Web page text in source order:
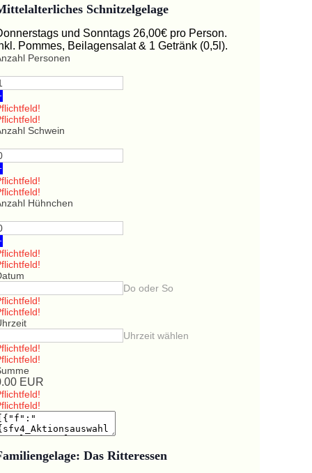
Schnitzelgelage
und Sonntags 26,00€ pro Person.
Pommes, Beilagensalat & 1 Getränk (0,5l).
Personen
Schwein
Hühnchen
Do oder So
Uhrzeit wählen
EUR
Das Ritteressen